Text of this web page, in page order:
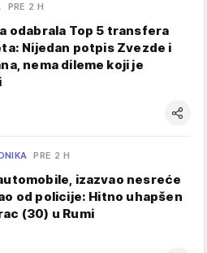
PRE 2 H
odabrala Top 5 transfera
Nijedan potpis Zvezde i
nema dileme koji je
PRE 2 H
izazvao nesreće
od policije: Hitno uhapšen
(30) u Rumi